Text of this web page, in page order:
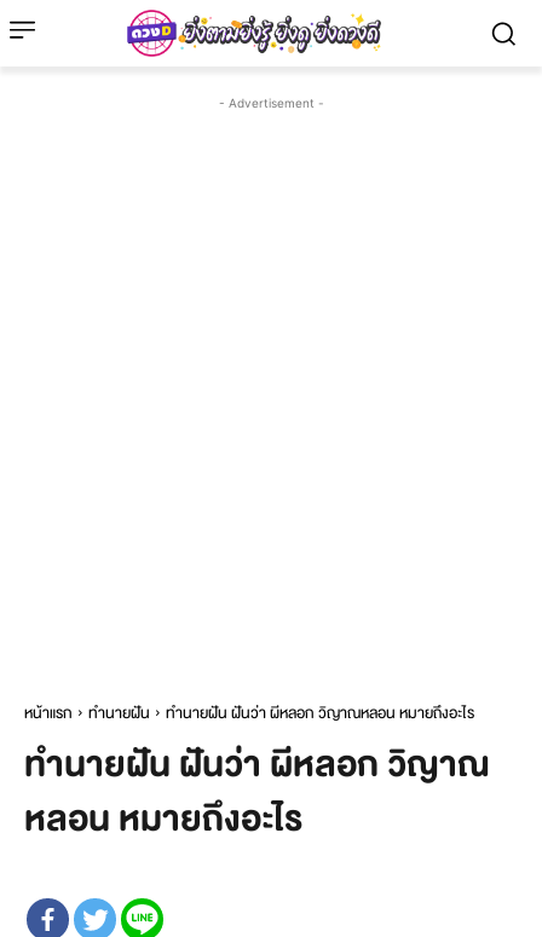
- Advertisement -
หน้าแรก ทำนายฝัน ทำนายฝัน ฝันว่า ผีหลอก วิญาณหลอน หมายถึงอะไร
ทำนายฝัน ฝันว่า ผีหลอก วิญาณ
หลอน หมายถึงอะไร